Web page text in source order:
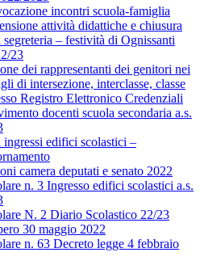
incontri scuola-famiglia
attività didattiche e chiusura
– festività di Ognissanti
23
dei rappresentanti dei genitori nei
di intersezione, interclasse, classe
Registro Elettronico Credenziali
docenti scuola secondaria a.s.
ingressi edifici scolastici –
camera deputati e senato 2022
n. 3 Ingresso edifici scolastici a.s.
N. 2 Diario Scolastico 22/23
30 maggio 2022
n. 63 Decreto legge 4 febbraio